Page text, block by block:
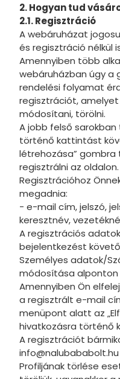
2. Hogyan tud
2.1. Regisztráció
A webáruházat
és regisztráció nélkül
Amennyiben több
webáruházban úgy a
rendelési folyamat
regisztrációt,
módosítani, törölni.
A jobb felső
történő kattintást
létrehozása”
regisztrálni az oldalon.
Regisztrációhoz
megadnia:
- e-mail cím, jelszó,
keresztnév,
A regisztrációs
bejelentkezést
Személyes adatok/
módosítása alponton
Amennyiben Ön
a regisztrált e-mail
menüpont alatt az
hivatkozásra történő
A regisztrációt
Profiljának törlése